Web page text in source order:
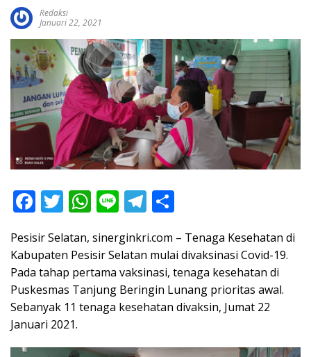
Redaksi
Januari 22, 2021
F
e
b
o
o
k
T
itt
er
W
at
s
A
p
Li
e
T
e
gr
a
m
ar
e
Pesisir Selatan, sinerginkri.com – Tenaga Kesehatan di
Kabupaten Pesisir Selatan mulai divaksinasi Covid-19.
Pada tahap pertama vaksinasi, tenaga kesehatan di
Puskesmas Tanjung Beringin Lunang prioritas awal.
Sebanyak 11 tenaga kesehatan divaksin, Jumat 22
Januari 2021.